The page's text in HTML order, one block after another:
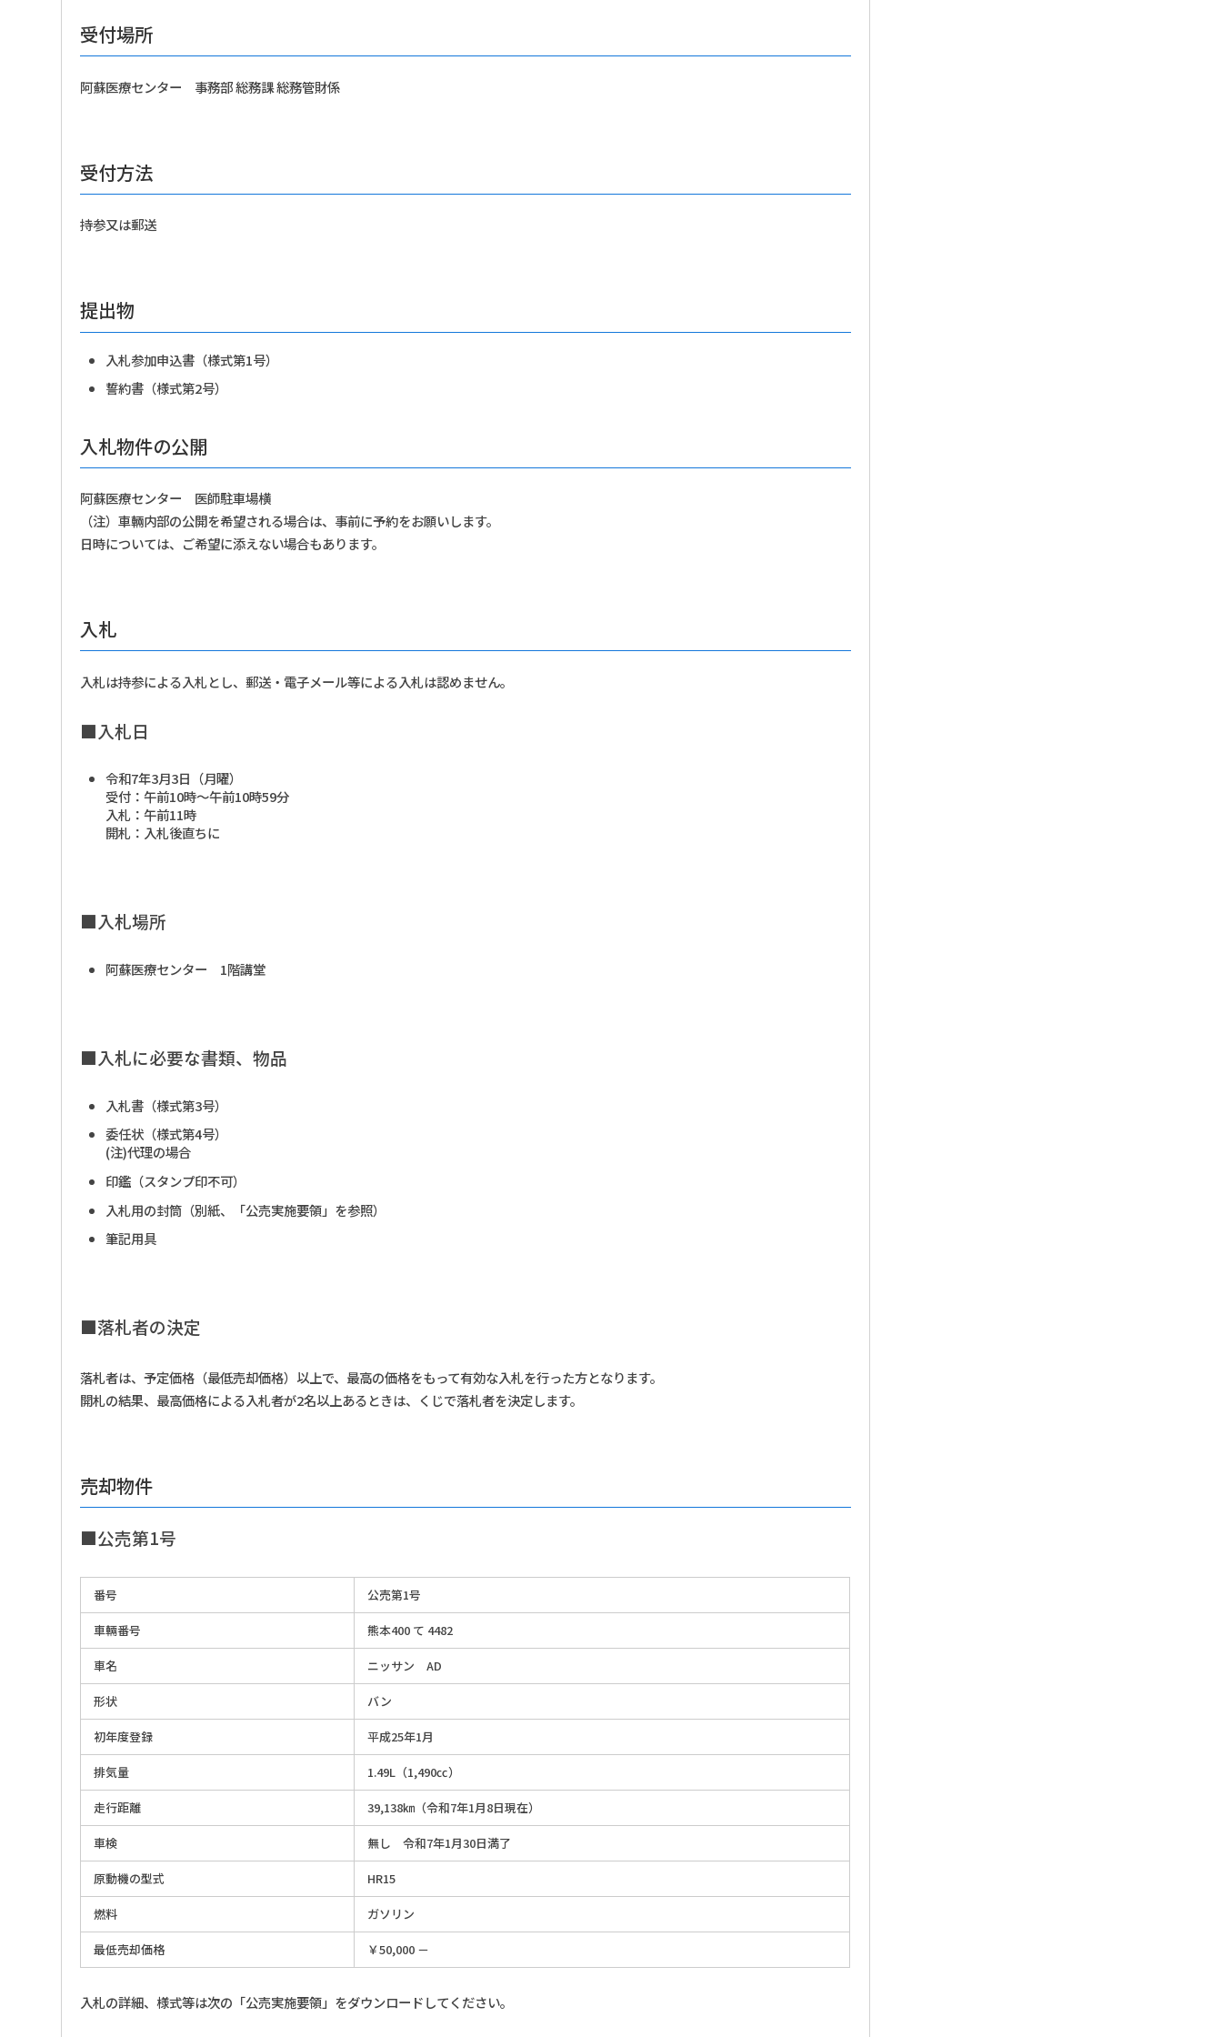
受付場所
阿蘇医療センター 事務部 総務課 総務管財係
受付方法
持参又は郵送
提出物
入札参加申込書（様式第1号）
誓約書（様式第2号）
入札物件の公開
阿蘇医療センター 医師駐車場横
（注）車輛内部の公開を希望される場合は、事前に予約をお願いします。
日時については、ご希望に添えない場合もあります。
入札
入札は持参による入札とし、郵送・電子メール等による入札は認めません。
■入札日
令和7年3月3日（月曜）
受付：午前10時～午前10時59分
入札：午前11時
開札：入札後直ちに
■入札場所
阿蘇医療センター 1階講堂
■入札に必要な書類、物品
入札書（様式第3号）
委任状（様式第4号）
(注)代理の場合
印鑑（スタンプ印不可）
入札用の封筒（別紙、「公売実施要領」を参照）
筆記用具
■落札者の決定
落札者は、予定価格（最低売却価格）以上で、最高の価格をもって有効な入札を行った方となります。
開札の結果、最高価格による入札者が2名以上あるときは、くじで落札者を決定します。
売却物件
■公売第1号
番号 公売第1号
車輛番号 熊本400 て 4482
車名 ニッサン AD
形状 バン
初年度登録 平成25年1月
排気量 1.49L（1,490㏄）
走行距離 39,138㎞（令和7年1月8日現在）
車検 無し 令和7年1月30日満了
原動機の型式 HR15
燃料 ガソリン
最低売却価格 ￥50,000 －
入札の詳細、様式等は次の「公売実施要領」をダウンロードしてください。